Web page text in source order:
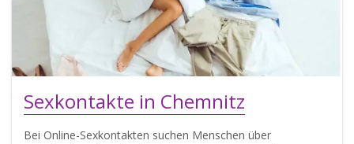
Sexkontakte in Chemnitz
Bei Online-Sexkontakten suchen Menschen über